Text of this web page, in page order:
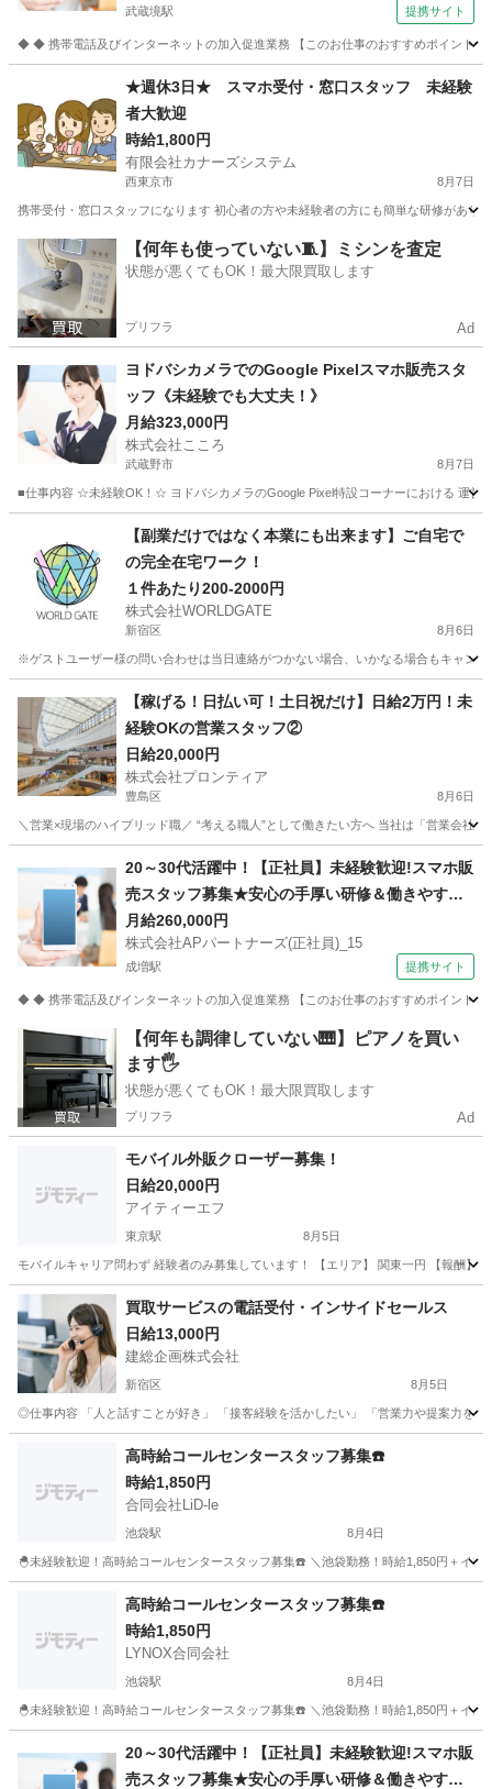
武蔵境駅 提携サイト
◆ ◆ 携帯電話及びインターネットの加入促進業務 【このお仕事のおすすめポイント
武蔵境駅 携帯ショップ
★週休3日★ スマホ受付・窓口スタッフ 未経験
者大歓迎
時給1,800円
有限会社カナーズシステム
西東京市 8月7日
携帯受付・窓口スタッフになります 初心者の方や未経験者の方にも簡単な研修があ
東京 西東京市 携帯ショップ スタッフ
【何年も使っていない🧵】ミシンを査定
状態が悪くてもOK！最大限買取します
プリフラ Ad
ヨドバシカメラでのGoogle Pixelスマホ販売スタ
ッフ《未経験でも大丈夫！》
月給323,000円
株式会社こころ
武蔵野市 8月7日
■仕事内容 ☆未経験OK！☆ ヨドバシカメラのGoogle Pixel特設コーナーにおける 運営
携帯ショップ スタッフ
【副業だけではなく本業にも出来ます】ご自宅で
の完全在宅ワーク！
１件あたり200-2000円
株式会社WORLDGATE
新宿区 8月6日
※ゲストユーザー様の問い合わせは当日連絡がつかない場合、いかなる場合もキャン
その他 給料
【稼げる！日払い可！土日祝だけ】日給2万円！未
経験OKの営業スタッフ②
日給20,000円
株式会社プロンティア
豊島区 8月6日
＼営業×現場のハイブリッド職／ “考える職人”として働きたい方へ 当社は「営業会社
スタッフ
20～30代活躍中！【正社員】未経験歓迎!スマホ販
売スタッフ募集★安心の手厚い研修＆働きやすさ
抜群の環境です！ 株式会社APパートナーズ(正社
員)_15 携帯ショップ
月給260,000円
株式会社APパートナーズ(正社員)_15
成増駅 提携サイト
◆ ◆ 携帯電話及びインターネットの加入促進業務 【このお仕事のおすすめポイント
東京 板橋区 成増駅 携帯ショップ
【何年も調律していない🎹】ピアノを買い
ます🖐️
状態が悪くてもOK！最大限買取します
プリフラ Ad
モバイル外販クローザー募集！
日給20,000円
アイティーエフ
東京駅 8月5日
モバイルキャリア問わず 経験者のみ募集しています！ 【エリア】 関東一円 【報酬
東京 中央区 東京駅 携帯ショップ 外販
買取サービスの電話受付・インサイドセールス
日給13,000円
建総企画株式会社
新宿区 8月5日
◎仕事内容 「人と話すことが好き」 「接客経験を活かしたい」 「営業力や提案力を
テレアポ マニュアル
高時給コールセンタースタッフ募集☎️
時給1,850円
合同会社LiD-le
池袋駅 8月4日
🐣未経験歓迎！高時給コールセンタースタッフ募集☎️ ＼池袋勤務！時給1,850円＋イ
池袋駅 テレアポ スタッフ
高時給コールセンタースタッフ募集☎️
時給1,850円
LYNOX合同会社
池袋駅 8月4日
🐣未経験歓迎！高時給コールセンタースタッフ募集☎️ ＼池袋勤務！時給1,850円＋イ
テレアポ スタッフ
20～30代活躍中！【正社員】未経験歓迎!スマホ販
売スタッフ募集★安心の手厚い研修＆働きやすさ